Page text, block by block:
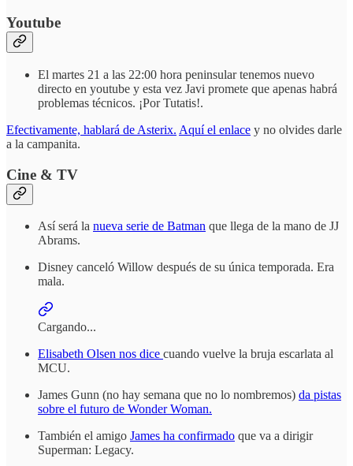
Youtube
El martes 21 a las 22:00 hora peninsular tenemos nuevo
directo en youtube y esta vez Javi promete que apenas habrá
problemas técnicos. ¡Por Tutatis!.
Efectivamente, hablará de Asterix. Aquí el enlace y no olvides darle
a la campanita.
Cine & TV
Así será la nueva serie de Batman que llega de la mano de JJ
Abrams.
Disney canceló Willow después de su única temporada. Era
mala.
Cargando...
Elisabeth Olsen nos dice cuando vuelve la bruja escarlata al
MCU.
James Gunn (no hay semana que no lo nombremos) da pistas
sobre el futuro de Wonder Woman.
También el amigo James ha confirmado que va a dirigir
Superman: Legacy.